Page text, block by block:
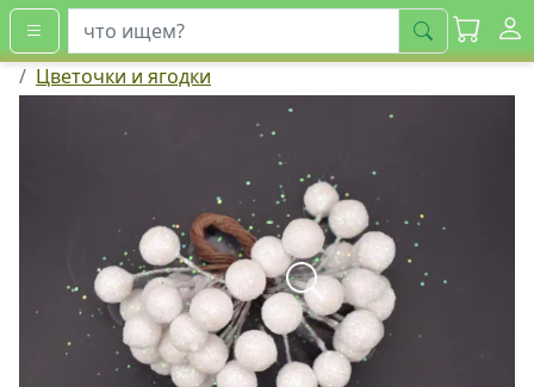
искать
Цветочки и ягодки